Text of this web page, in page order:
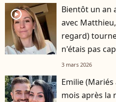
player2
Bientôt un an
avec
regard)
n'étais pas
3 mars 2026
Emilie
mois après la